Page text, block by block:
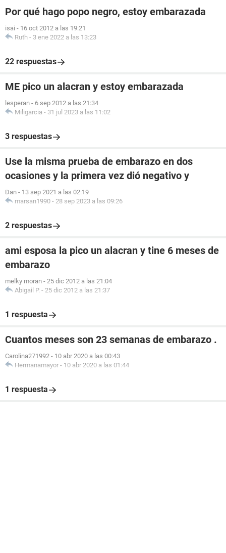
Por qué hago popo negro, estoy embarazada
isai - 16 oct 2012 a las 19:21
Ruth - 3 ene 2022 a las 13:23
22 respuestas
ME pico un alacran y estoy embarazada
lesperan - 6 sep 2012 a las 21:34
Miligarcia - 31 jul 2023 a las 11:02
3 respuestas
Use la misma prueba de embarazo en dos
ocasiones y la primera vez dió negativo y
Dan - 13 sep 2021 a las 02:19
marsan1990 - 28 sep 2023 a las 09:26
2 respuestas
ami esposa la pico un alacran y tine 6 meses de
embarazo
melky moran - 25 dic 2012 a las 21:04
Abigail P. - 25 dic 2012 a las 21:37
1 respuesta
Cuantos meses son 23 semanas de embarazo .
Carolina271992 - 10 abr 2020 a las 00:43
Hermanamayor - 10 abr 2020 a las 01:44
1 respuesta